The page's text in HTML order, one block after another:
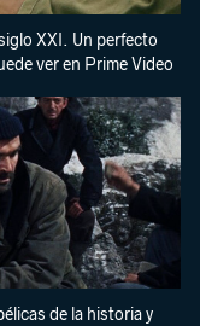
XXI. Un perfecto
ver en Prime Video
de la historia y